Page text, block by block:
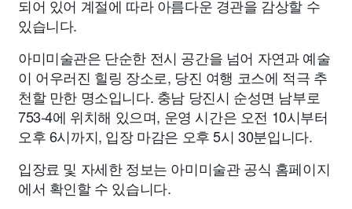
되어 있어 계절에 따라 아름다운 경관을 감상할 수
있습니다.
아미미술관은 단순한 전시 공간을 넘어 자연과 예술
이 어우러진 힐링 장소로, 당진 여행 코스에 적극 추
천할 만한 명소입니다. 충남 당진시 순성면 남부로
753-4에 위치해 있으며, 운영 시간은 오전 10시부터
오후 6시까지, 입장 마감은 오후 5시 30분입니다.
입장료 및 자세한 정보는 아미미술관 공식 홈페이지
에서 확인할 수 있습니다.